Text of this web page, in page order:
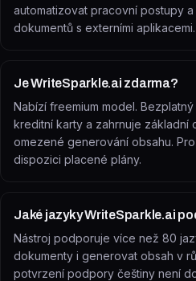
automatizovat pracovní postupy
dokumentů s externími aplikacemi.
Je WriteSparkle.ai zdarma?
Nabízí freemium model.
kreditní karty a zahrnuje základní
omezené generování obsahu.
dispozici placené plány.
Jaké jazyky WriteSparkle.ai
Nástroj podporuje více než 80
dokumenty i generovat obsah v
potvrzení podpory češtiny není